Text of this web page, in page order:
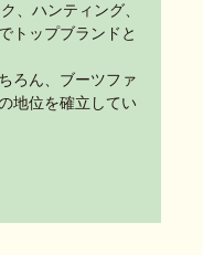
、ハンティング、
トップブランドと
ろん、ブーツファ
地位を確立してい